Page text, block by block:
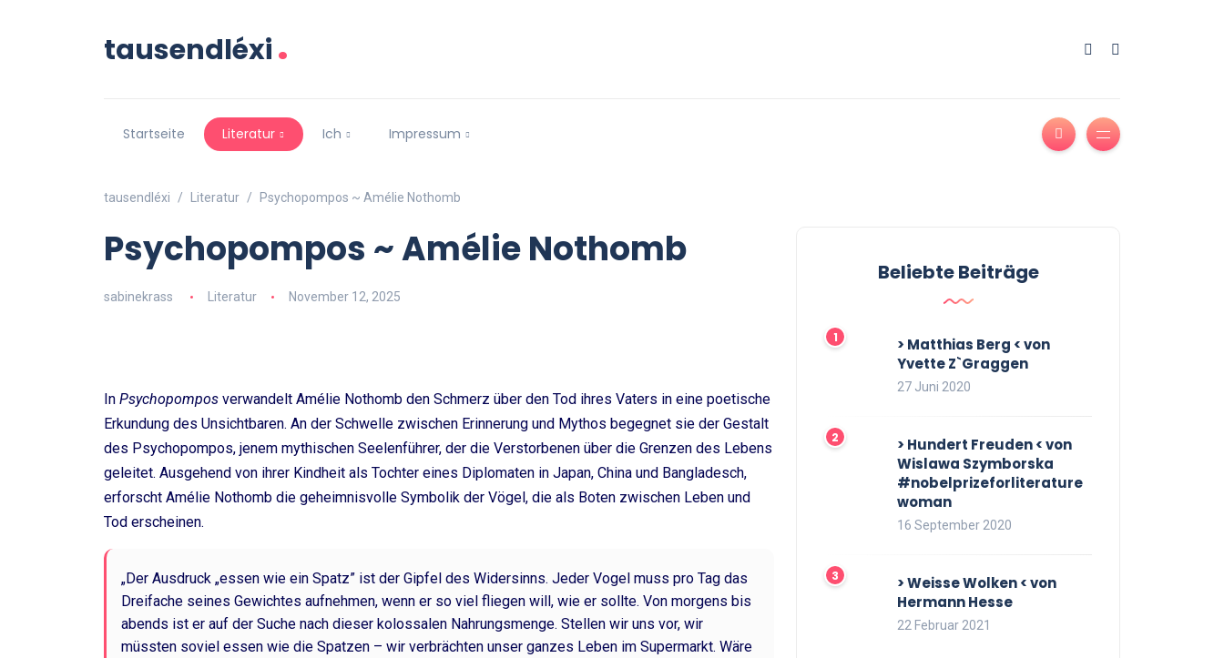
tausendléxi.
Startseite Literatur Ich Impressum
tausendléxi Literatur Psychopompos ~ Amélie Nothomb
Psychopompos ~ Amélie Nothomb
sabinekrass Literatur November 12, 2025
In Psychopompos verwandelt Amélie Nothomb den Schmerz über den Tod ihres Vaters in eine poetische
Erkundung des Unsichtbaren. An der Schwelle zwischen Erinnerung und Mythos begegnet sie der Gestalt
des Psychopompos, jenem mythischen Seelenführer, der die Verstorbenen über die Grenzen des Lebens
geleitet. Ausgehend von ihrer Kindheit als Tochter eines Diplomaten in Japan, China und Bangladesch,
erforscht Amélie Nothomb die geheimnisvolle Symbolik der Vögel, die als Boten zwischen Leben und
Tod erscheinen.
„Der Ausdruck „essen wie ein Spatz” ist der Gipfel des Widersinns. Jeder Vogel muss pro Tag das
Dreifache seines Gewichtes aufnehmen, wenn er so viel fliegen will, wie er sollte. Von morgens bis
abends ist er auf der Suche nach dieser kolossalen Nahrungsmenge. Stellen wir uns vor, wir
müssten soviel essen wie die Spatzen – wir verbrächten unser ganzes Leben im Supermarkt. Wäre
Beliebte Beiträge
> Matthias Berg < von
Yvette Z`Graggen
27 Juni 2020
> Hundert Freuden < von
Wislawa Szymborska
#nobelprizeforliterature
woman
16 September 2020
> Weisse Wolken < von
Hermann Hesse
22 Februar 2021